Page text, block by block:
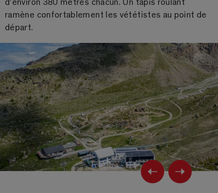
ramène confortablement les vététistes au point de
départ.